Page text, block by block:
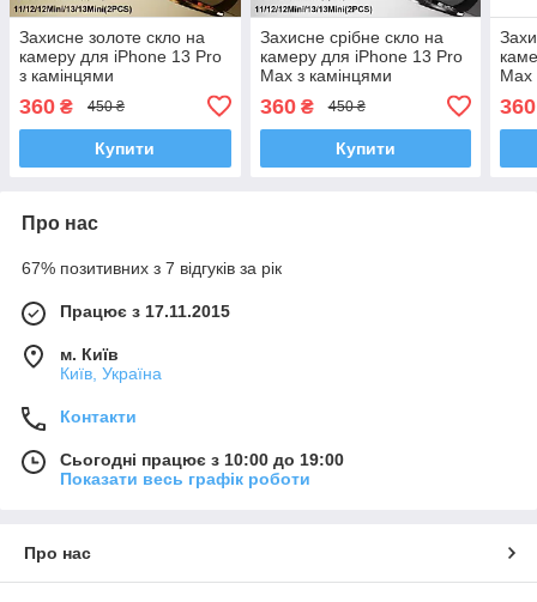
Захисне золоте скло на
камеру для iPhone 13 Pro
з камінцями
360 ₴ 450 ₴
Купити
Захисне срібне скло на
камеру для iPhone 13 Pro
Max з камінцями
360₴ 450 ₴
Купити
Max
360
Про нас
67% позитивних з 7 відгуків за рік
Працює з 17.11.2015
м. Київ
Київ, Україна
Контакти
Сьогодні працює з 10:00 до 19:00
Показати весь графік роботи
Про нас